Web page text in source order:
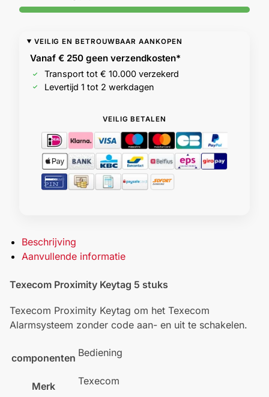
VEILIG EN BETROUWBAAR AANKOPEN
Vanaf € 250 geen verzendkosten*
Transport tot € 10.000 verzekerd
Levertijd 1 tot 2 werkdagen
VEILIG BETALEN
Beschrijving
Aanvullende informatie
Texecom Proximity Keytag 5 stuks
Texecom Proximity Keytag om het Texecom
Alarmsysteem zonder code aan- en uit te schakelen.
componenten Bediening
Merk Texecom